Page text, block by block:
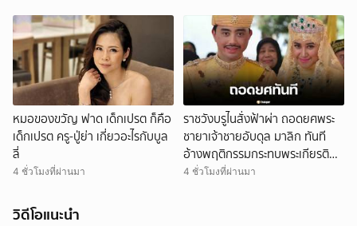
หมอของขวัญ ฟาด เด็กเปรต ก็คือ
เด็กเปรต ครู-ปู่ย่า เกี่ยวอะไรกับบูล
ลี่
4 ชั่วโมงที่ผ่านมา
ราชวังบรูไนสั่งฟ้าผ่า ถอดยศพระ
ชายาเจ้าชายอับดุล มาลิก ทันที
อ้างพฤติกรรมกระทบพระเกียรติ
ราชวงศ์
4 ชั่วโมงที่ผ่านมา
วิดีโอแนะนำ